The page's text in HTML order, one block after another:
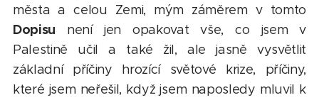
města a celou Zemi, mým záměrem v tomto
Dopisu není jen opakovat vše, co jsem v
Palestině učil a také žil, ale jasně vysvětlit
základní příčiny hrozící světové krize, příčiny,
které jsem neřešil, když jsem naposledy mluvil k